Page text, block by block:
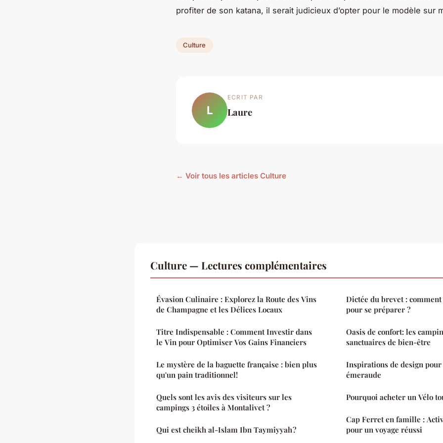
profiter de son katana, il serait judicieux d’opter pour le modèle sur
Culture
L
ECRIT PAR
Laure
← Voir tous les articles Culture
Culture — Lectures complémentaires
Évasion Culinaire : Explorez la Route des Vins
de Champagne et les Délices Locaux
Titre Indispensable : Comment Investir dans
le Vin pour Optimiser Vos Gains Financiers
Le mystère de la baguette française : bien plus
qu'un pain traditionnel!
Quels sont les avis des visiteurs sur les
campings 3 étoiles à Montalivet ?
Qui est cheikh al-Islam Ibn Taymiyyah ?
Dictée du brevet :
pour se préparer ?
Oasis de confort: les
sanctuaires de bien-être
Inspirations de design
émeraude
Pourquoi acheter un Vélo
Cap Ferret en famille :
pour un voyage réussi